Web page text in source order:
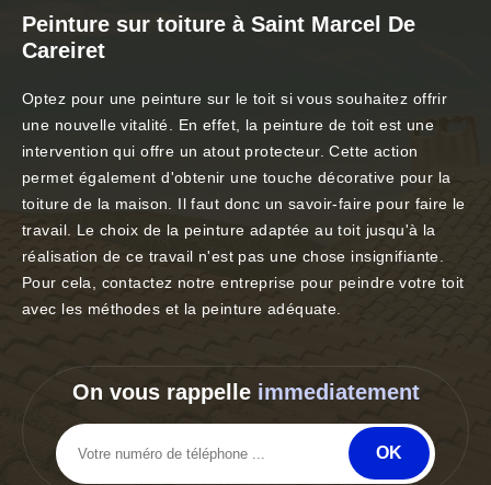
Peinture sur toiture à Saint Marcel De
Careiret
Optez pour une peinture sur le toit si vous souhaitez offrir
une nouvelle vitalité. En effet, la peinture de toit est une
intervention qui offre un atout protecteur. Cette action
permet également d'obtenir une touche décorative pour la
toiture de la maison. Il faut donc un savoir-faire pour faire le
travail. Le choix de la peinture adaptée au toit jusqu'à la
réalisation de ce travail n'est pas une chose insignifiante.
Pour cela, contactez notre entreprise pour peindre votre toit
avec les méthodes et la peinture adéquate.
On vous rappelle immediatement